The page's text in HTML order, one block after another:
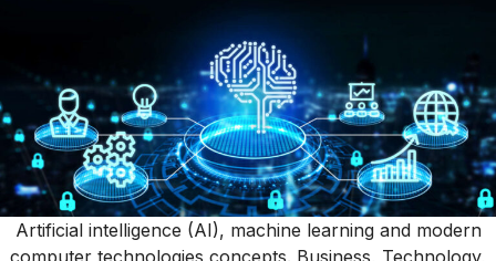
Artificial intelligence (AI), machine learning and modern